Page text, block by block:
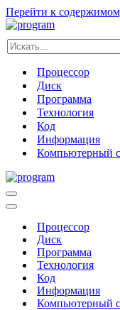
Перейти к
Искать...
Процессор
Диск
Программа
Технология
Код
Информация
Компьютерный
Меню
навигации
Меню
навигацииПроцессор
Диск
Программа
Технология
Код
Информация
Компьютерный